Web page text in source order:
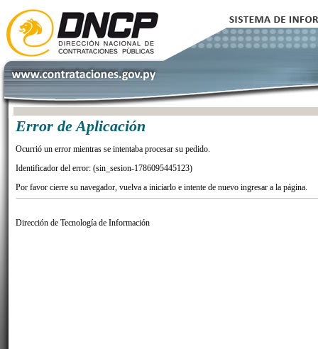
Error de Aplicación
Ocurrió un error mientras se intentaba procesar su pedido.
Identificador del error: (sin_sesion-1786095445123)
Por favor cierre su navegador, vuelva a iniciarlo e intente de nuevo ingresar a la página.
Dirección de Tecnología de Información